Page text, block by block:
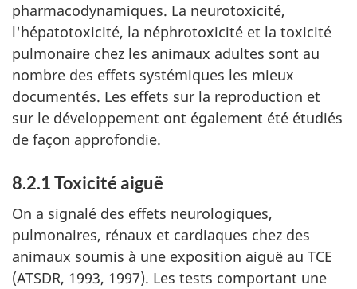
pharmacodynamiques. La neurotoxicité,
l'hépatotoxicité, la néphrotoxicité et la toxicité
pulmonaire chez les animaux adultes sont au
nombre des effets systémiques les mieux
documentés. Les effets sur la reproduction et
sur le développement ont également été étudiés
de façon approfondie.
8.2.1 Toxicité aiguë
On a signalé des effets neurologiques,
pulmonaires, rénaux et cardiaques chez des
animaux soumis à une exposition aiguë au TCE
(ATSDR, 1993, 1997). Les tests comportant une